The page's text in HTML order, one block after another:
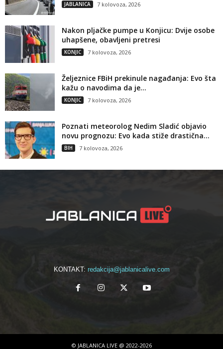
JABLANICA 7 kolovoza, 2026
Nakon pljačke pumpe u Konjicu: Dvije osobe
uhapšene, obavljeni pretresi
KONJIC 7 kolovoza, 2026
Željeznice FBiH prekinule nagađanja: Evo šta
kažu o navodima da je...
KONJIC 7 kolovoza, 2026
Poznati meteorolog Nedim Sladić objavio
novu prognozu: Evo kada stiže drastična...
BIH 7 kolovoza, 2026
KONTAKT: redakcija@jablanicalive.com
© JABLANICA LIVE @ 2022-2026